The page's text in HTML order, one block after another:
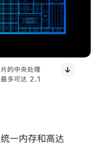
的中央处理
多可达 2.1
一内存和高达